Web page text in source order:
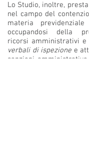
Lo Studio, inoltre,
nel campo del
materia
occupandosi della
ricorsi amministrativi e
verbali di ispezione e
sanzioni amministrative